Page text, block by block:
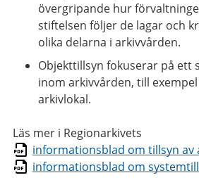
övergripande hur
stiftelsen följer de lagar och
olika delarna i arkivvården.
Objekttillsyn fokuserar på ett
inom arkivvården, till
arkivlokal.
Läs mer i Regionarkivets
informationsblad om tillsyn av
informationsblad om